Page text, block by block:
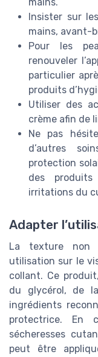
Insister sur
mains, avant-
Pour les
renouveler
particulier
produits
Utiliser des
crème afin de
Ne pas
d’autres
protection
des
irritations du
Adapter
La texture non
utilisation sur le
collant. Ce
du glycérol, de
ingrédients
protectrice. En
sécheresses
peut être